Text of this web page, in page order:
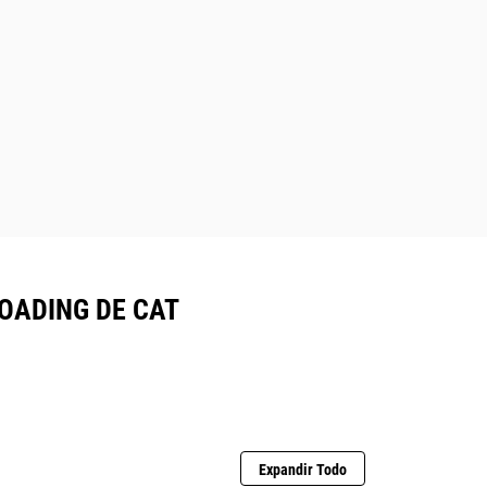
DE CAT
Expandir Todo